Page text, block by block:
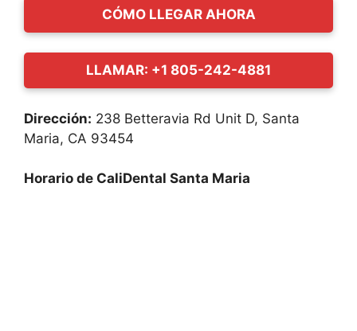
CÓMO LLEGAR AHORA
LLAMAR: +1 805-242-4881
Dirección: 238 Betteravia Rd Unit D, Santa
Maria, CA 93454
Horario de CaliDental Santa Maria